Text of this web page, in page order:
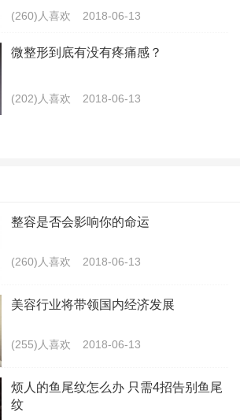
(260)人喜欢 2018-06-13
微整形到底有没有疼痛感？
(202)人喜欢 2018-06-13
整容是否会影响你的命运
(260)人喜欢 2018-06-13
美容行业将带领国内经济发展
(255)人喜欢 2018-06-13
烦人的鱼尾纹怎么办 只需4招告别鱼尾
纹